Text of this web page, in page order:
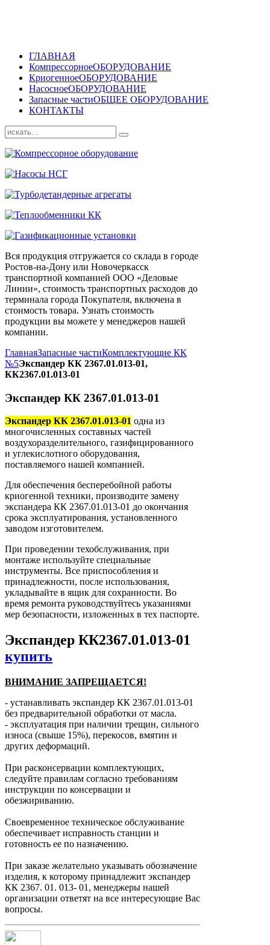
ГЛАВНАЯ
КомпрессорноеОБОРУДОВАНИЕ
КриогенноеОБОРУДОВАНИЕ
НасосноеОБОРУДОВАНИЕ
Запасные частиОБЩЕЕ ОБОРУДОВАНИЕ
КОНТАКТЫ
Вся продукция отгружается со склада в городе
Ростов-на-Дону или Новочеркасск
транспортной компанией ООО «Деловые
Линии», стоимость транспортных расходов до
терминала города Покупателя, включена в
стоимость товара. Узнать стоимость
продукции вы можете у менеджеров нашей
компании.
ГлавнаяЗапасные частиКомплектующие КК
№5Экспандер КК 2367.01.013-01,
КК2367.01.013-01
Экспандер КК 2367.01.013-01
Экспандер КК 2367.01.013-01 одна из
многочисленных составных частей
воздухоразделительного, газифицированного
и углекислотного оборудования,
поставляемого нашей компанией.
Для обеспечения бесперебойной работы
криогенной техники, производите замену
экспандера КК 2367.01.013-01 до окончания
срока эксплуатирования, установленного
заводом изготовителем.
При проведении техобслуживания, при
монтаже используйте специальные
инструменты. Все приспособления и
принадлежности, после использования,
укладывайте в ящик для сохранности. Во
время ремонта руководствуйтесь указаниями
мер безопасности, изложенных в тех паспорте.
Экспандер КК2367.01.013-01
купить
ВНИМАНИЕ ЗАПРЕЩАЕТСЯ!
- устанавливать экспандер КК 2367.01.013-01
без предварительной обработки от масла.
- эксплуатация при наличии трещин, сильного
износа (свыше 15%), перекосов, вмятин и
других деформаций.
При расконсервации комплектующих,
следуйте правилам согласно требованиям
инструкции по консервации и
обезжириванию.
Своевременное техническое обслуживание
обеспечивает исправность станции и
готовность ее по назначению.
При заказе желательно указывать обозначение
изделия, к которому принадлежит экспандер
КК 2367. 01. 013- 01, менеджеры нашей
организации ответят на все интересующие Вас
вопросы.